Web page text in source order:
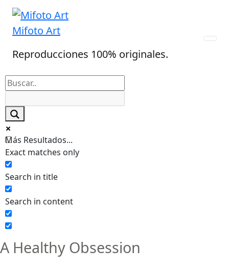
Skip
content
Mifoto Art
Reproducciones 100% originales.
Más Resultados...
Exact matches only
Search in title
Search in content
A Healthy Obsession